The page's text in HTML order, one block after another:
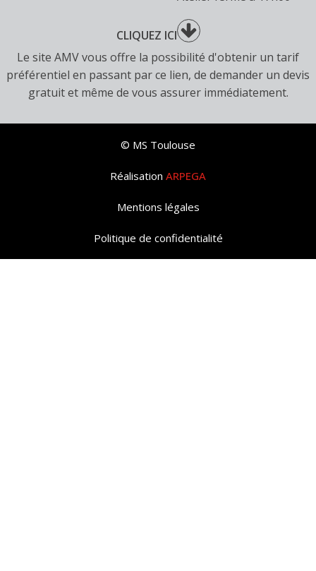
CLIQUEZ ICI
Le site AMV vous offre la possibilité d'obtenir un tarif
préférentiel en passant par ce lien, de demander un devis
gratuit et même de vous assurer immédiatement.
© MS Toulouse
Réalisation ARPEGA
Mentions légales
Politique de confidentialité